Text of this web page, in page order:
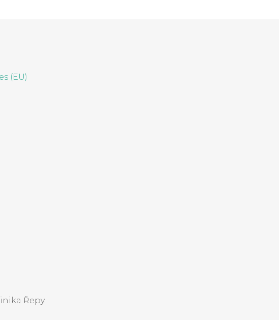
(EU)
Řepy.